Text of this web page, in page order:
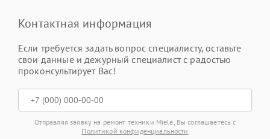
Контактная информация
Если требуется задать вопрос специалисту, оставьте
свои данные и дежурный специалист с радостью
проконсультирует Вас!
Отправляя заявку на ремонт техники Miele, Вы соглашаетесь с
Политикой конфиденциальности